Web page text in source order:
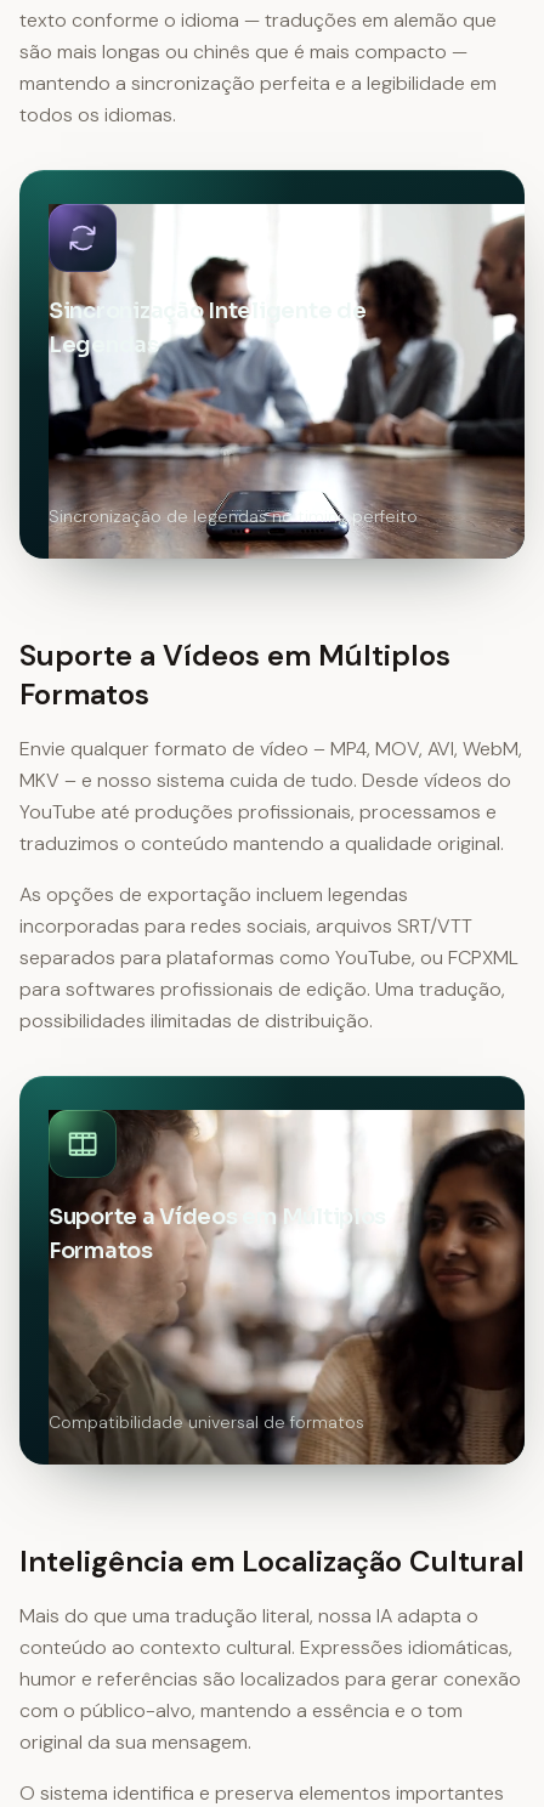
texto conforme o idioma — traduções em alemão que
são mais longas ou chinês que é mais compacto —
mantendo a sincronização perfeita e a legibilidade em
todos os idiomas.
Sincronização Inteligente de
Legendas
Sincronização de legendas no timing perfeito
Suporte a Vídeos em Múltiplos
Formatos
Envie qualquer formato de vídeo – MP4, MOV, AVI, WebM,
MKV – e nosso sistema cuida de tudo. Desde vídeos do
YouTube até produções profissionais, processamos e
traduzimos o conteúdo mantendo a qualidade original.
As opções de exportação incluem legendas
incorporadas para redes sociais, arquivos SRT/VTT
separados para plataformas como YouTube, ou FCPXML
para softwares profissionais de edição. Uma tradução,
possibilidades ilimitadas de distribuição.
Suporte a Vídeos em Múltiplos
Formatos
Compatibilidade universal de formatos
Inteligência em Localização Cultural
Mais do que uma tradução literal, nossa IA adapta o
conteúdo ao contexto cultural. Expressões idiomáticas,
humor e referências são localizados para gerar conexão
com o público-alvo, mantendo a essência e o tom
original da sua mensagem.
O sistema identifica e preserva elementos importantes